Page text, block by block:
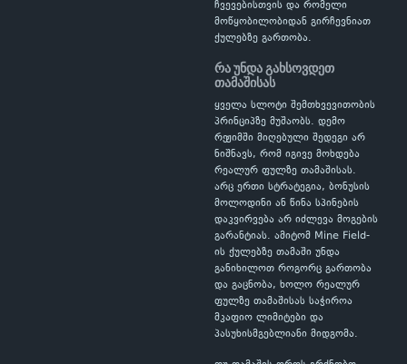
ჩვევებისთვის და რომელი
მოწყობილობიდან გირჩევნიათ
ქულებზე გართობა.
რა უნდა გახსოვდეთ
თამაშისას
ყველა სლოტი შემთხვევითობის
პრინციპზე მუშაობს. დემო
რეჟიმში მიღებული შედეგი არ
ნიშნავს, რომ იგივე მოხდება
რეალურ ფულზე თამაშისას.
არც ერთი სტრატეგია, ბონუსის
მოლოდინი ან წინა სპინების
დაკვირვება არ იძლევა მოგების
გარანტიას. ამიტომ Mine Field-
ის ქულებზე თამაში უნდა
განიხილოთ როგორც გართობა
და გაცნობა, ხოლო რეალურ
ფულზე თამაშისას საჭიროა
მკაფიო ლიმიტები და
პასუხისმგებლიანი მიდგომა.